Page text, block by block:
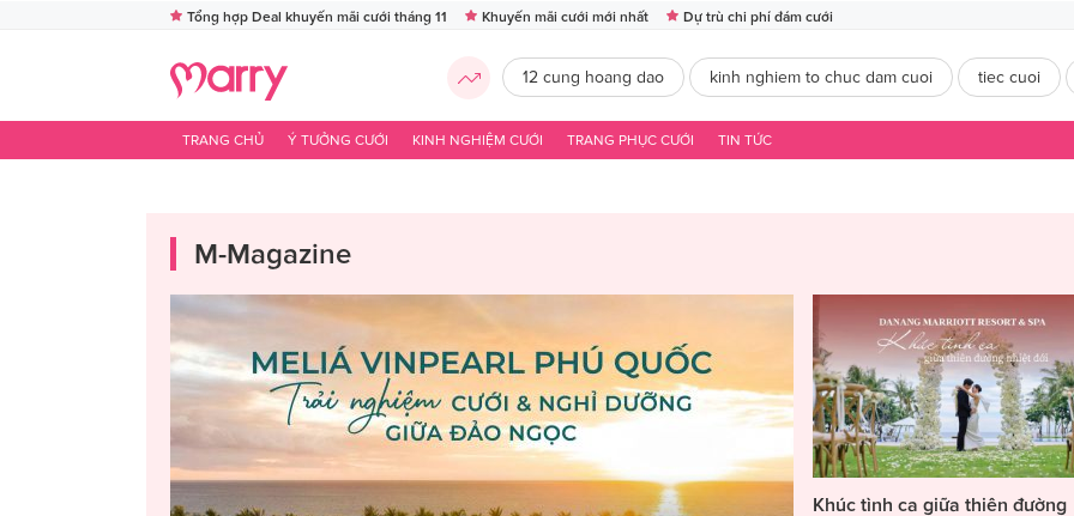
Tổng hợp Deal khuyến mãi cưới tháng 11 Khuyến mãi cưới mới nhất Dự trù chi phí đám cưới
12 cung hoang dao kinh nghiem to chuc dam cuoi tiec cuoi
TRANG CHỦ Ý TƯỞNG CƯỚI KINH NGHIỆM CƯỚI TRANG PHỤC CƯỚI TIN TỨC
M-Magazine
Khúc tình ca giữa thiên đường